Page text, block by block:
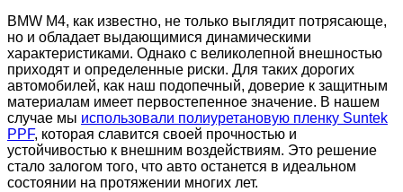
BMW M4, как известно, не только выглядит потрясающе,
но и обладает выдающимися динамическими
характеристиками. Однако с великолепной внешностью
приходят и определенные риски. Для таких дорогих
автомобилей, как наш подопечный, доверие к защитным
материалам имеет первостепенное значение. В нашем
случае мы использовали полиуретановую пленку Suntek
PPF, которая славится своей прочностью и
устойчивостью к внешним воздействиям. Это решение
стало залогом того, что авто останется в идеальном
состоянии на протяжении многих лет.